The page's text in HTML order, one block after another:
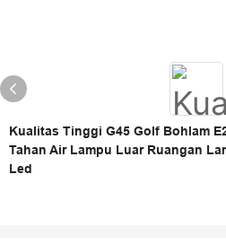
Kualitas Tinggi G45 Golf Bohlam
Tahan Air Lampu Luar Ruangan
Led